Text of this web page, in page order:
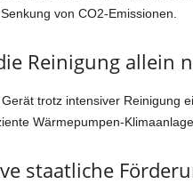
von CO2-Emissionen.
Reinigung allein
trotz intensiver Reinigung
Wärmepumpen-Klimaanlage.
staatliche